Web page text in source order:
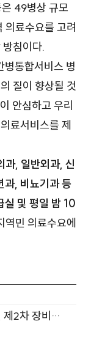
49병상 규모
의료수요를 고려
침이다.
통합서비스 병
질이 향상될 것
안심하고 우리
료서비스를 제
과, 일반외과, 신
과, 비뇨기과 등
실 및 평일 밤 10
역민 의료수요에
2차 장비심